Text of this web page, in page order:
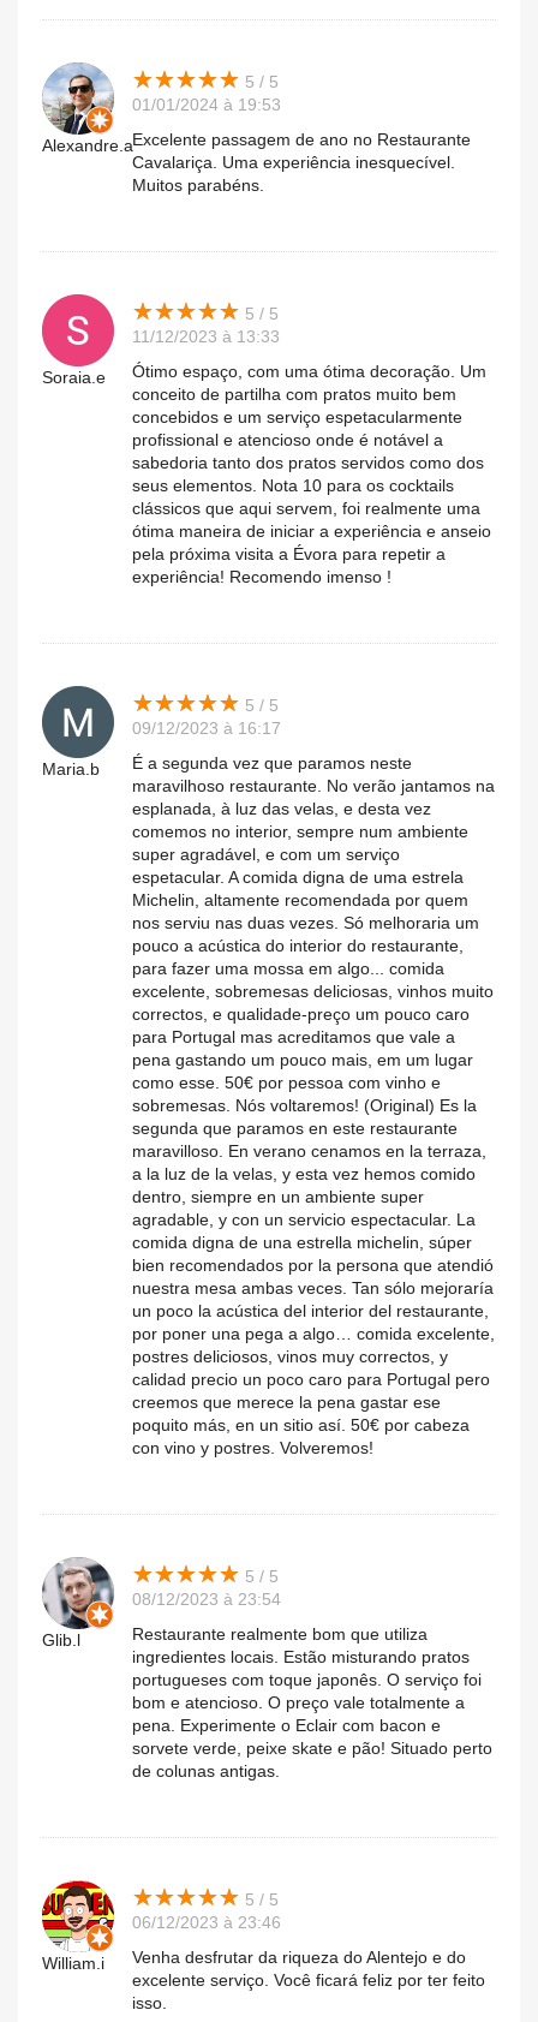
Alexandre.a
★★★★★
★★★★★ 5 / 5
01/01/2024 à 19:53
Excelente passagem de ano no Restaurante
Cavalariça. Uma experiência inesquecível.
Muitos parabéns.
Soraia.e
★★★★★
★★★★★ 5 / 5
11/12/2023 à 13:33
Ótimo espaço, com uma ótima decoração. Um
conceito de partilha com pratos muito bem
concebidos e um serviço espetacularmente
profissional e atencioso onde é notável a
sabedoria tanto dos pratos servidos como dos
seus elementos. Nota 10 para os cocktails
clássicos que aqui servem, foi realmente uma
ótima maneira de iniciar a experiência e anseio
pela próxima visita a Évora para repetir a
experiência! Recomendo imenso !
Maria.b
★★★★★
★★★★★ 5 / 5
09/12/2023 à 16:17
É a segunda vez que paramos neste
maravilhoso restaurante. No verão jantamos na
esplanada, à luz das velas, e desta vez
comemos no interior, sempre num ambiente
super agradável, e com um serviço
espetacular. A comida digna de uma estrela
Michelin, altamente recomendada por quem
nos serviu nas duas vezes. Só melhoraria um
pouco a acústica do interior do restaurante,
para fazer uma mossa em algo... comida
excelente, sobremesas deliciosas, vinhos muito
correctos, e qualidade-preço um pouco caro
para Portugal mas acreditamos que vale a
pena gastando um pouco mais, em um lugar
como esse. 50€ por pessoa com vinho e
sobremesas. Nós voltaremos! (Original) Es la
segunda que paramos en este restaurante
maravilloso. En verano cenamos en la terraza,
a la luz de la velas, y esta vez hemos comido
dentro, siempre en un ambiente super
agradable, y con un servicio espectacular. La
comida digna de una estrella michelin, súper
bien recomendados por la persona que atendió
nuestra mesa ambas veces. Tan sólo mejoraría
un poco la acústica del interior del restaurante,
por poner una pega a algo… comida excelente,
postres deliciosos, vinos muy correctos, y
calidad precio un poco caro para Portugal pero
creemos que merece la pena gastar ese
poquito más, en un sitio así. 50€ por cabeza
con vino y postres. Volveremos!
Glib.l
★★★★★
★★★★★ 5 / 5
08/12/2023 à 23:54
Restaurante realmente bom que utiliza
ingredientes locais. Estão misturando pratos
portugueses com toque japonês. O serviço foi
bom e atencioso. O preço vale totalmente a
pena. Experimente o Eclair com bacon e
sorvete verde, peixe skate e pão! Situado perto
de colunas antigas.
William.i
★★★★★
★★★★★ 5 / 5
06/12/2023 à 23:46
Venha desfrutar da riqueza do Alentejo e do
excelente serviço. Você ficará feliz por ter feito
isso.